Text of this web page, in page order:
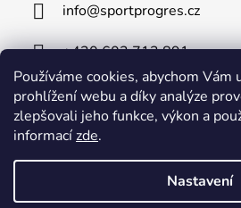
Používáme cookies, abychom
prohlížení webu a díky analýze
zlepšovali jeho funkce, výkon a
informacízde.
Nastavení
info@sportprogres.cz
+420 602 713 891
+420 734 491 091